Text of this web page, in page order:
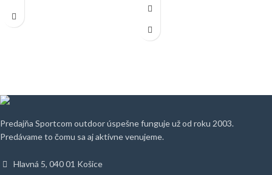
Predajňa Sportcom outdoor úspešne funguje už od roku 2003.
Predávame to čomu sa aj aktívne venujeme.
Hlavná 5, 040 01 Košice